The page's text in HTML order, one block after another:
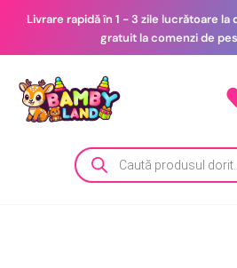
Livrare rapidă în 1 - 3 zile lucrătoare la
gratuit la comenzi de